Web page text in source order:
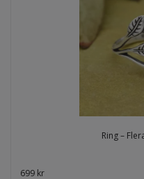
Ring –
699 kr